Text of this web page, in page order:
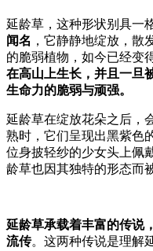
延龄草，这种形状别具一
闻名 ，它静静地绽放，散
的脆弱植物，如今已经变
在高山上生长，并且一旦
生命力的脆弱与顽强。
延龄草在绽放花朵之后，
熟时，它们呈现出黑紫色
位身披轻纱的少女头上佩
龄草也因其独特的形态而
延龄草承载着丰富的传说
流传。这两种传说是理解